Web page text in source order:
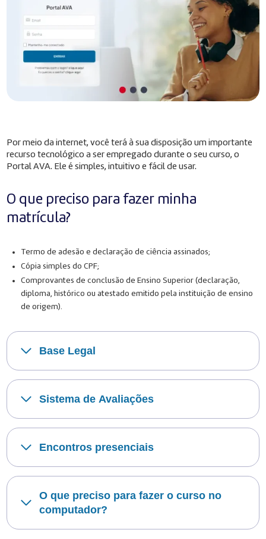
Por meio da internet, você terá à sua disposição um importante
recurso tecnológico a ser empregado durante o seu curso, o
Portal AVA. Ele é simples, intuitivo e fácil de usar.
O que preciso para fazer minha
matrícula?
Termo de adesão e declaração de ciência assinados;
Cópia simples do CPF;
Comprovantes de conclusão de Ensino Superior (declaração,
diploma, histórico ou atestado emitido pela instituição de ensino
de origem).
Base Legal
Sistema de Avaliações
Encontros presenciais
O que preciso para fazer o curso no
computador?